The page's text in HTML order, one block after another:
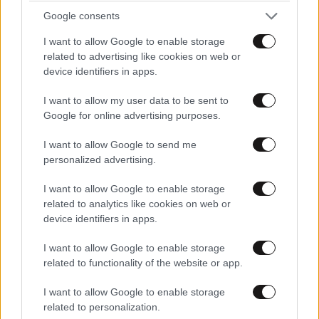
Google consents
I want to allow Google to enable storage
related to advertising like cookies on web or
device identifiers in apps.
I want to allow my user data to be sent to
Google for online advertising purposes.
I want to allow Google to send me
personalized advertising.
I want to allow Google to enable storage
related to analytics like cookies on web or
device identifiers in apps.
I want to allow Google to enable storage
related to functionality of the website or app.
I want to allow Google to enable storage
related to personalization.
ΠΡΟΣΘΕΣΤΕ ΤΟ ΣΧΟΛΙΟ ΣΑΣ
Διαβάστε και ακολουθήστε τους κανόνες σχολιασμού
ΠΡΟΣΘΗΚΗ